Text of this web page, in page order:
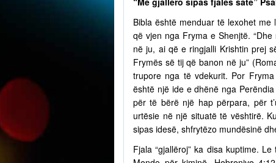
Bibla është menduar të lexohet
që vjen nga Fryma e Shenjtë.
në ju, ai që e ringjalli Krishtin prej
Frymës së tij që banon në ju”
trupore nga të vdekurit. Por
është një ide e dhënë nga
për të bërë një hap përpara, për
urtësie në një situatë të vështirë.
sipas idesë, shfrytëzo mundësinë
Fjala “gjallëroj” ka disa kuptime.